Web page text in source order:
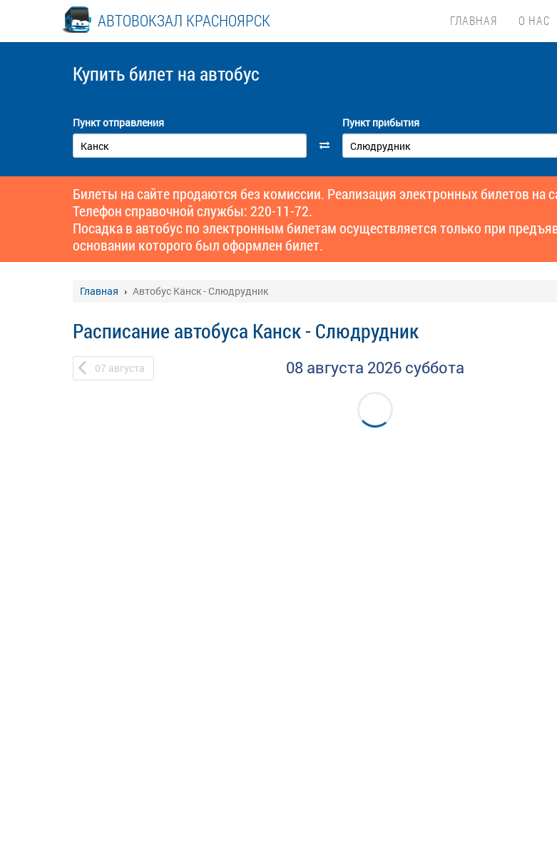
АВТОВОКЗАЛ КРАСНОЯРСК ГЛАВНАЯ О НАС
Купить билет на автобус
Пункт отправления Пункт прибытия
Билеты на сайте продаются без комиссии. Реализация электронных билетов на
Телефон справочной службы: 220-11-72.
Посадка в автобус по электронным билетам осуществляется только при
основании которого был оформлен билет.
Главная Автобус Канск - Слюдрудник
Расписание автобуса Канск - Слюдрудник
07 августа 08 августа 2026 суббота